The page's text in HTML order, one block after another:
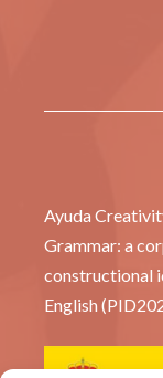
Ayuda
Grammar: a
constructional
English